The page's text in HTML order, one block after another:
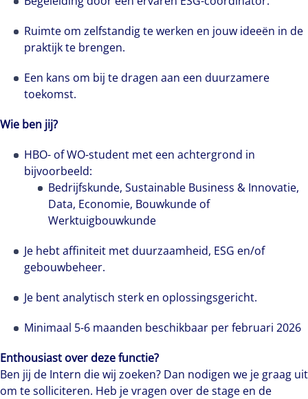
Ruimte om zelfstandig te werken en jouw ideeën in de
praktijk te brengen.
Een kans om bij te dragen aan een duurzamere
toekomst.
Wie ben jij?
HBO- of WO-student met een achtergrond in
bijvoorbeeld:
Bedrijfskunde, Sustainable Business & Innovatie,
Data, Economie, Bouwkunde of
Werktuigbouwkunde
Je hebt affiniteit met duurzaamheid, ESG en/of
gebouwbeheer.
Je bent analytisch sterk en oplossingsgericht.
Minimaal 5-6 maanden beschikbaar per februari 2026
Enthousiast over deze functie?
Ben jij de Intern die wij zoeken? Dan nodigen we je graag uit
om te solliciteren. Heb je vragen over de stage en de
specialist in het Asset Services-team. Hij is het
eerste aanspreekpunt voor klanten en heeft
dagelijks te maken met uiteenlopende vragen
werk zo interessant.